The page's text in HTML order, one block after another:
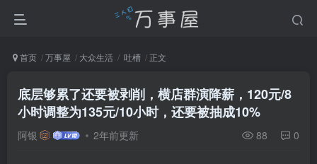
首页 万事屋 大众生活 吐槽 正文
底层够累了还要被剥削，横店群演降薪，120元/8
小时调整为135元/10小时，还要被抽成10%
阿银 2年前更新 88 0